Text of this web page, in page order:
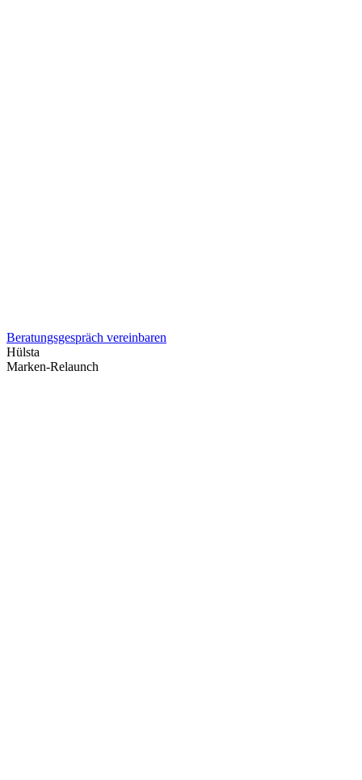
Beratungsgespräch vereinbaren
Hülsta
Marken-Relaunch